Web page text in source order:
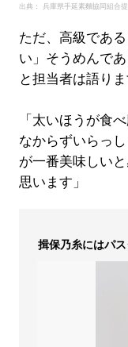
出典： 兵庫県手延素麵協同組合
ただ、高級であ
い」そうめんで
と担当者は語りま
「太いほうが食
なからずいらっ
が一番美味しい
思います」
揖保乃糸にはパ